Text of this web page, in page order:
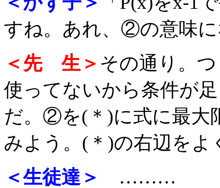
すね。あれ、②の意味
＜先 生＞ その通り。
使ってないから条件が
だ。②を(＊)に式に最大
みよう。(＊)の右辺をよ
＜生徒達＞
………